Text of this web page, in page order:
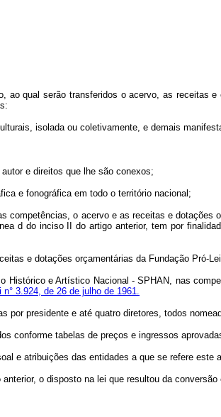
ao qual serão transferidos o acervo, as
isolada ou coletivamente, e demais
e direitos que lhe são conexos;
e fonográfica em todo o território nacional;
competências, o acervo e as receitas e
d do inciso II do artigo anterior, tem por
e dotações orçamentárias da Fundação Pró-
Histórico e Artístico Nacional - SPHAN, nas
n° 3.924, de 26 de julho de 1961.
por presidente e até quatro diretores, todos
conforme tabelas de preços e ingressos
e atribuições das entidades a que se refere
o disposto na lei que resultou da